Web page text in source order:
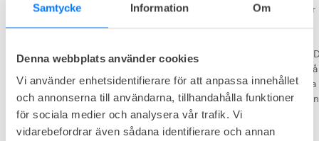
Samtycke Information Om
Denna webbplats använder cookies
Vi använder enhetsidentifierare för att anpassa innehållet
och annonserna till användarna, tillhandahålla funktioner
för sociala medier och analysera vår trafik. Vi
vidarebefordrar även sådana identifierare och annan
över i stort sett hela världen i fler än 120 länder, på över 3300 adresser
och med mer än 8 miljoner människor som använder deras kontor.
Regus kontorshotell passar företag av alla storlekar och varje budget.
har arbetsutrymmen i offentliga byggnader och servicecenter, samt på
flygplatser och järnvägsstationer – som dessutom får nya tillskott hela
tiden. Hos Regus får man tillgång till ett stort globalt nätverk och ni kan
arbeta närmare bostaden, närmare kunderna och närmare nya
möjligheter.